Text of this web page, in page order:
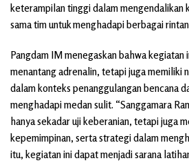
keterampilan tinggi dalam mengendalikan
sama tim untuk menghadapi berbagai
Pangdam IM menegaskan bahwa kegiatan
menantang adrenalin, tetapi juga memiliki
dalam konteks penanggulangan bencana
menghadapi medan sulit. “Sanggamara
hanya sekadar uji keberanian, tetapi juga
kepemimpinan, serta strategi dalam
itu, kegiatan ini dapat menjadi sarana